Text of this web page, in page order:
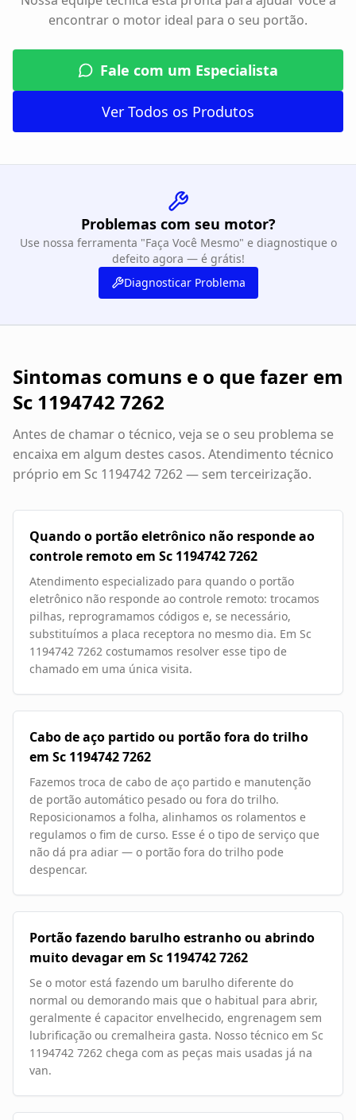
encontrar o motor ideal para o seu portão.
Fale com um Especialista
Ver Todos os Produtos
Problemas com seu motor?
Use nossa ferramenta "Faça Você Mesmo" e diagnostique o
defeito agora — é grátis!
Diagnosticar Problema
Sintomas comuns e o que fazer em
Sc 1194742 7262
Antes de chamar o técnico, veja se o seu problema se
encaixa em algum destes casos. Atendimento técnico
próprio em Sc 1194742 7262— sem terceirização.
Quando o portão eletrônico não responde ao
controle remoto em Sc 1194742 7262
Atendimento especializado para quando o portão
eletrônico não responde ao controle remoto: trocamos
pilhas, reprogramamos códigos e, se necessário,
substituímos a placa receptora no mesmo dia. Em Sc
1194742 7262 costumamos resolver esse tipo de
chamado em uma única visita.
Cabo de aço partido ou portão fora do trilho
em Sc 1194742 7262
Fazemos troca de cabo de aço partido e manutenção
de portão automático pesado ou fora do trilho.
Reposicionamos a folha, alinhamos os rolamentos e
regulamos o fim de curso. Esse é o tipo de serviço que
não dá pra adiar — o portão fora do trilho pode
despencar.
Portão fazendo barulho estranho ou abrindo
muito devagar em Sc 1194742 7262
Se o motor está fazendo um barulho diferente do
normal ou demorando mais que o habitual para abrir,
geralmente é capacitor envelhecido, engrenagem sem
lubrificação ou cremalheira gasta. Nosso técnico em Sc
1194742 7262 chega com as peças mais usadas já na
van.